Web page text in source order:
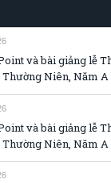
và bài giảng lễ
Thường Niên, Năm A
và bài giảng lễ
Thường Niên, Năm A